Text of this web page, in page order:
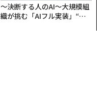
〜決断する人のAI〜大規模組
織が挑む「AIフル実装」“使